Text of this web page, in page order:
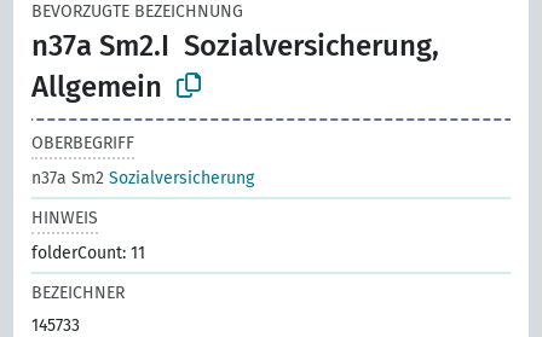
BEVORZUGTE BEZEICHNUNG
n37a Sm2.I Sozialversicherung,
Allgemein
OBERBEGRIFF
n37a Sm2Sozialversicherung
HINWEIS
folderCount: 11
BEZEICHNER
145733